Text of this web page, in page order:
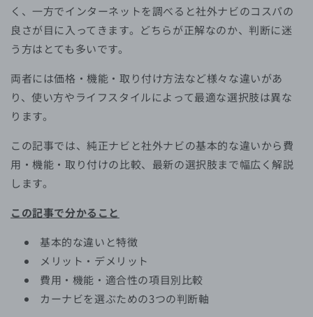
く、一方でインターネットを調べると社外ナビのコスパの
良さが目に入ってきます。どちらが正解なのか、判断に迷
う方はとても多いです。
両者には価格・機能・取り付け方法など様々な違いがあ
り、使い方やライフスタイルによって最適な選択肢は異な
ります。
この記事では、純正ナビと社外ナビの基本的な違いから費
用・機能・取り付けの比較、最新の選択肢まで幅広く解説
します。
この記事で分かること
基本的な違いと特徴
メリット・デメリット
費用・機能・適合性の項目別比較
カーナビを選ぶための3つの判断軸